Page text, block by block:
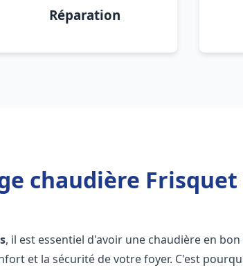
Réparation
chaudière Frisquet
, il est essentiel d'avoir une chaudière en
et la sécurité de votre foyer. C'est